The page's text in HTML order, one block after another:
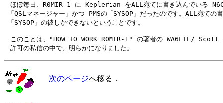
ほぼ毎日、R0MIR-1 に Keplerian をALL宛てに書き込んでいる
「QSLマネージャー」かつ PMSの「SYSOP」だったのです。ALL宛ての
「SYSOP」の彼しかできないということです。
このことは、"HOW TO WORK R0MIR-1" の著者の WA6LIE/ Scott
次のページへ移る．